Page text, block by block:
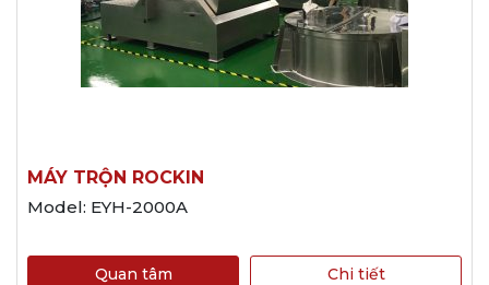
MÁY TRỘN ROCKIN
Model: EYH-2000A
Quan tâm Chi tiết